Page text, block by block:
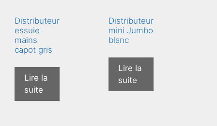
Distributeur
essuie
mains
capot gris
Lire la
suite
Distributeur
mini Jumbo
blanc
Lire la
suite